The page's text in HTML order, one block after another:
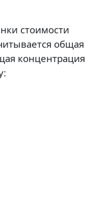
стоимости
общая
концентрация